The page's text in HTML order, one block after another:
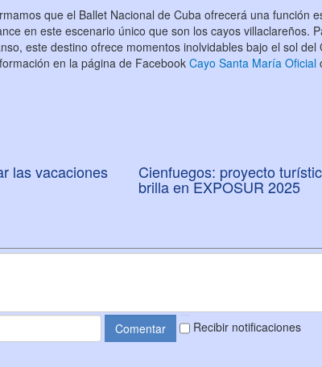
que el Ballet Nacional de Cuba ofrecerá una función
en este escenario único que son los cayos villaclareños.
este destino ofrece momentos inolvidables bajo el sol del
en la página de Facebook Cayo Santa María Oficial
las vacaciones Cienfuegos: proyecto
brilla en EXPOSUR 2025
Recibir notificaciones